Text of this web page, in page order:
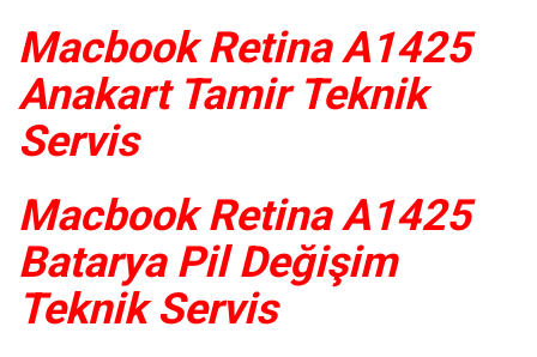
Macbook Retina A1425
Anakart Tamir Teknik
Servis
Macbook Retina A1425
Batarya Pil Değişim
Teknik Servis